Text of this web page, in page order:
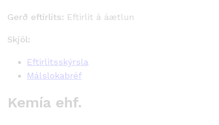
Gerð eftirlits: Eftirlit á áætlun
Skjöl:
Eftirlitsskýrsla
Málslokabréf
Kemía ehf.